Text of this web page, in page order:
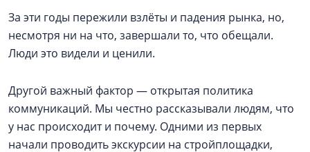
За эти годы пережили взлёты и падения рынка, но,
несмотря ни на что, завершали то, что обещали.
Люди это видели и ценили.
Другой важный фактор — открытая политика
коммуникаций. Мы честно рассказывали людям, что
у нас происходит и почему. Одними из первых
начали проводить экскурсии на стройплощадки,